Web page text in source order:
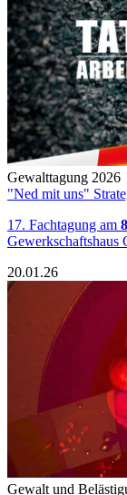
Gewalttagung 2026
"Ned mit uns"
17. Fachtagung am
Gewerkschaftshaus
20.01.26
Gewalt und